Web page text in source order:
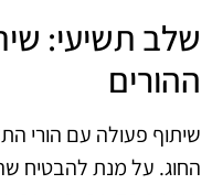
שלב תשיעי:
ההורים
שיתוף פעולה עם הורי
החוג. על מנת להבטיח